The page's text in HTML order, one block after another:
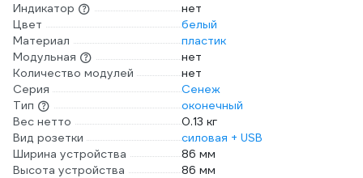
Индикатор
нет
Цвет
белый
Материал
пластик
Модульная
нет
Количество модулей
нет
Серия
Сенеж
Тип
оконечный
Вес нетто
0.13 кг
Вид розетки
силовая + USB
Ширина устройства
86 мм
Высота устройства
86 мм